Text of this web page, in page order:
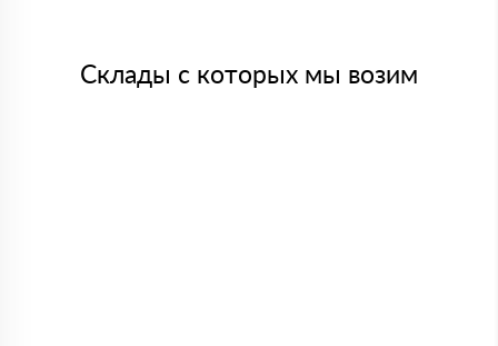
Склады с которых мы возим